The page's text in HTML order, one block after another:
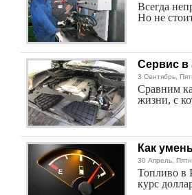
Всегда
Но не
Сервис в
3 Сентябрь,
Сравним
жизни, с
Как
30 Апрель,
Топливо в
курс